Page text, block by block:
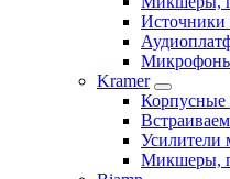
Источники
Kramer
Корпусные
Усилители
Микшеры,